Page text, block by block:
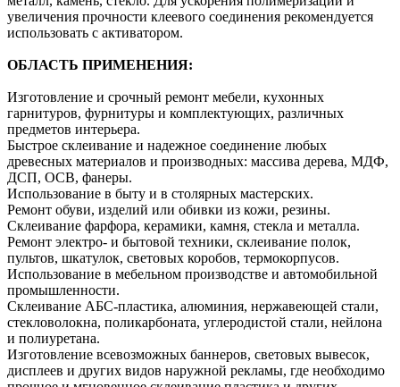
увеличения прочности клеевого соединения рекомендуется
использовать с активатором.
ОБЛАСТЬ ПРИМЕНЕНИЯ:
Изготовление и срочный ремонт мебели, кухонных
гарнитуров, фурнитуры и комплектующих, различных
предметов интерьера.
Быстрое склеивание и надежное соединение любых
древесных материалов и производных: массива дерева, МДФ,
ДСП, ОСВ, фанеры.
Использование в быту и в столярных мастерских.
Ремонт обуви, изделий или обивки из кожи, резины.
Склеивание фарфора, керамики, камня, стекла и металла.
Ремонт электро- и бытовой техники, склеивание полок,
пультов, шкатулок, световых коробов, термокорпусов.
Использование в мебельном производстве и автомобильной
промышленности.
Склеивание AБС-пластика, алюминия, нержавеющей стали,
стекловолокна, поликарбоната, углеродистой стали, нейлона
и полиуретана.
Изготовление всевозможных баннеров, световых вывесок,
дисплеев и других видов наружной рекламы, где необходимо